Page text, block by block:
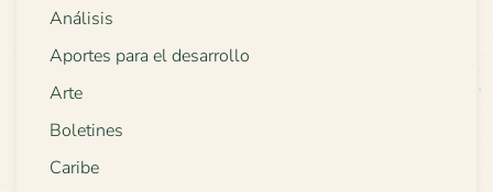
Análisis
Aportes para el desarrollo
Arte
Boletines
Caribe